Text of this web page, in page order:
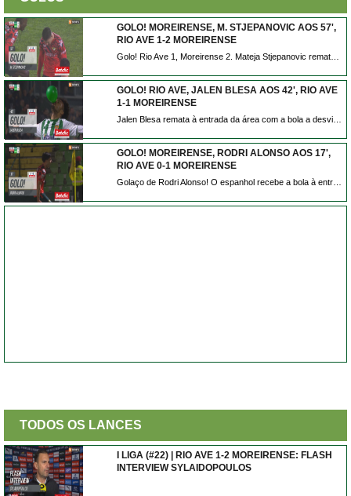
GOLO! MOREIRENSE, M. STJEPANOVIC AOS 57',
RIO AVE 1-2 MOREIRENSE
GOLO! RIO AVE, JALEN BLESA AOS 42', RIO AVE
1-1 MOREIRENSE
GOLO! MOREIRENSE, RODRI ALONSO AOS 17',
RIO AVE 0-1 MOREIRENSE
TODOS OS LANCES
I LIGA (#22) | RIO AVE 1-2 MOREIRENSE: FLASH
INTERVIEW SYLAIDOPOULOS